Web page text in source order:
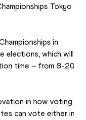
Tokyo
in
elections, which will
time – from 8-20
in how voting
can vote either in